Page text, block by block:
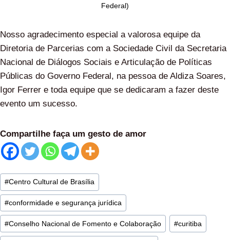
Federal)
Nosso agradecimento especial a valorosa equipe da
Diretoria de Parcerias com a Sociedade Civil da Secretaria
Nacional de Diálogos Sociais e Articulação de Políticas
Públicas do Governo Federal, na pessoa de Aldiza Soares,
Igor Ferrer e toda equipe que se dedicaram a fazer deste
evento um sucesso.
Compartilhe faça um gesto de amor
#Centro Cultural de Brasília
#conformidade e segurança jurídica
#Conselho Nacional de Fomento e Colaboração #curitiba